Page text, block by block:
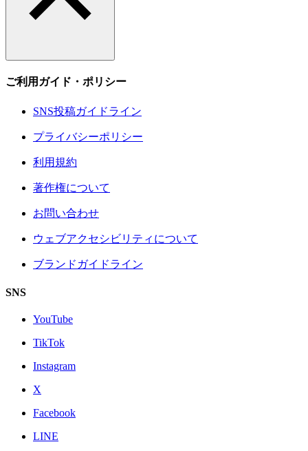
ご利用ガイド・ポリシー
SNS投稿ガイドライン
プライバシーポリシー
利用規約
著作権について
お問い合わせ
ウェブアクセシビリティについて
ブランドガイドライン
SNS
YouTube
TikTok
Instagram
X
Facebook
LINE